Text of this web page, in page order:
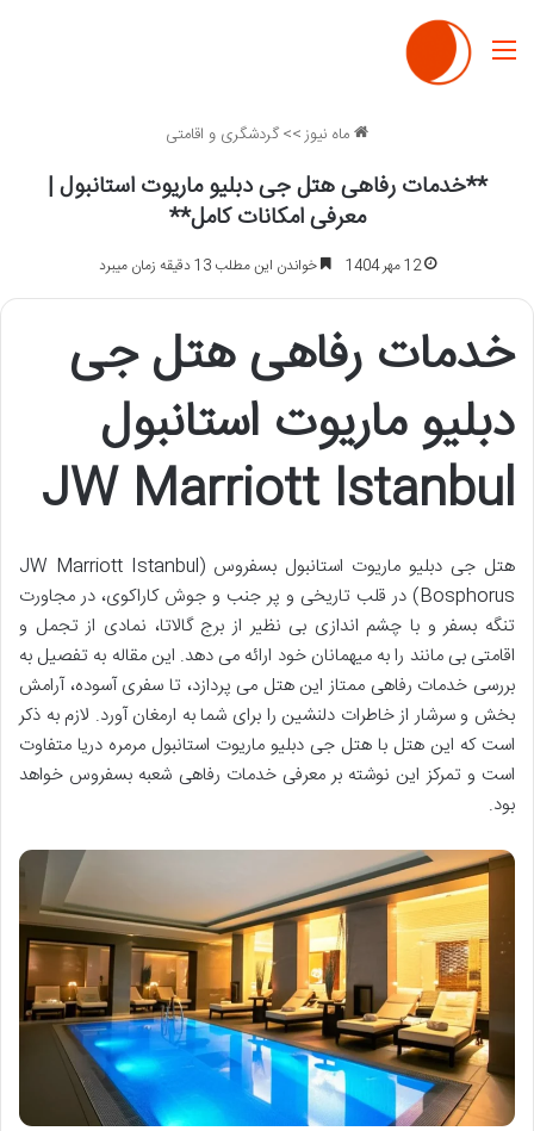
منو
ماه نیوز>>گردشگری و اقامتی
**خدمات رفاهی هتل جی دبلیو ماریوت استانبول |
معرفی امکانات کامل**
12 مهر 1404 خواندن این مطلب 13 دقیقه زمان میبرد
خدمات رفاهی هتل جی
دبلیو ماریوت استانبول
JW Marriott Istanbul
هتل جی دبلیو ماریوت استانبول بسفروس (JW Marriott Istanbul
Bosphorus) در قلب تاریخی و پر جنب و جوش کاراکوی، در مجاورت
تنگه بسفر و با چشم اندازی بی نظیر از برج گالاتا، نمادی از تجمل و
اقامتی بی مانند را به میهمانان خود ارائه می دهد. این مقاله به تفصیل به
بررسی خدمات رفاهی ممتاز این هتل می پردازد، تا سفری آسوده، آرامش
بخش و سرشار از خاطرات دلنشین را برای شما به ارمغان آورد. لازم به ذکر
است که این هتل با هتل جی دبلیو ماریوت استانبول مرمره دریا متفاوت
است و تمرکز این نوشته بر معرفی خدمات رفاهی شعبه بسفروس خواهد
بود.